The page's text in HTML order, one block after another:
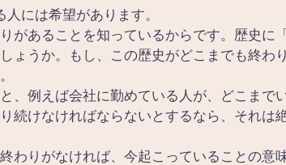
には希望があります。
があることを知っているからです。歴史に
ょうか。もし、この歴史がどこまでも終わ
、例えば会社に勤めている人が、どこまで
続けなければならないとするなら、それは
わりがなければ、今起こっていることの意